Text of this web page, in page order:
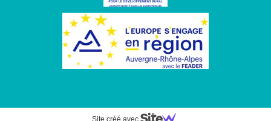
Site créé avec